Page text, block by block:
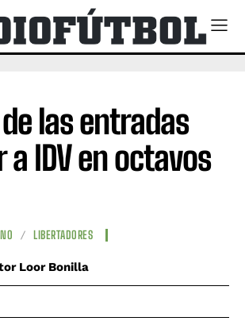
las entradas
a IDV en octavos
LIBERTADORES
Loor Bonilla